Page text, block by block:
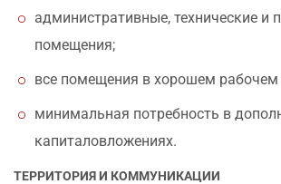
административные, технические и
помещения;
все помещения в хорошем рабочем
минимальная потребность в
капиталовложениях.
ТЕРРИТОРИЯ И КОММУНИКАЦИИ